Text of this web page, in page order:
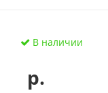
В наличии
р.